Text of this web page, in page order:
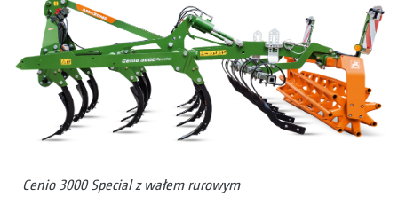
Cenio 3000 Special z wałem rurowym